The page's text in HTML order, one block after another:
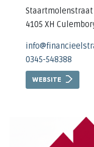
Staartmolenstraat
4105 XH
0345-548388
WEBSITE